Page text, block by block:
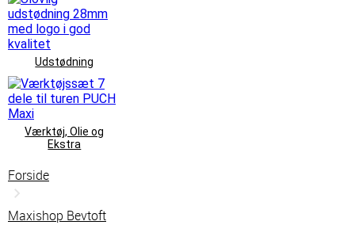
Udstødning
Værktøj, Olie og
Ekstra
Forside
Maxishop Bevtoft